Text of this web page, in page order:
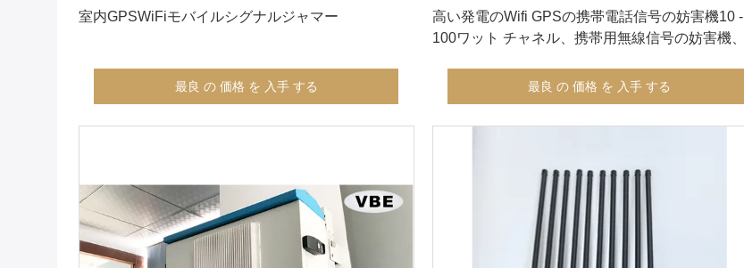
室内GPSWiFiモバイルシグナルジャマー
最良 の 価格 を 入手 する
高い発電のWifi GPSの携帯電話信号の妨害機10 -
100ワット チャネル、携帯用無線信号の妨害機、
最良 の 価格 を 入手 する